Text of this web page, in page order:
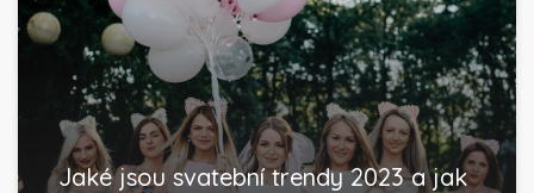
Jaké jsou svatební trendy 2023 a jak